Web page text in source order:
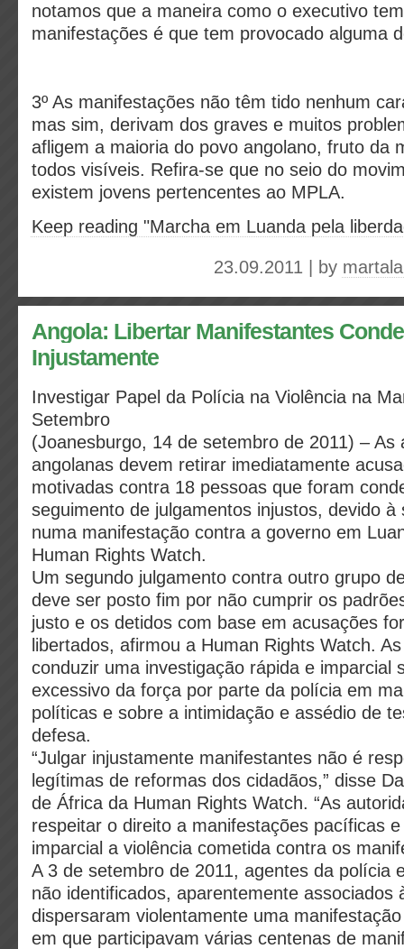
notamos que a maneira como o executivo
manifestações é que tem provocado alguma
3º As manifestações não têm tido nenhum
mas sim, derivam dos graves e muitos
afligem a maioria do povo angolano, fruto da
todos visíveis. Refira-se que no seio do
existem jovens pertencentes ao MPLA.
Keep reading "Marcha em Luanda pela
23.09.2011 | by
Angola: Libertar Manifestantes
Injustamente
Investigar Papel da Polícia na Violência na
Setembro
(Joanesburgo, 14 de setembro de 2011) – As
angolanas devem retirar imediatamente
motivadas contra 18 pessoas que foram
seguimento de julgamentos injustos, devido à
numa manifestação contra a governo em
Human Rights Watch.
Um segundo julgamento contra outro grupo
deve ser posto fim por não cumprir os
justo e os detidos com base em acusações
libertados, afirmou a Human Rights Watch.
conduzir uma investigação rápida e imparcial
excessivo da força por parte da polícia em
políticas e sobre a intimidação e assédio de
defesa.
“Julgar injustamente manifestantes não é
legítimas de reformas dos cidadãos,” disse
de África da Human Rights Watch. “As
respeitar o direito a manifestações pacíficas
imparcial a violência cometida contra os
A 3 de setembro de 2011, agentes da polícia
não identificados, aparentemente associados
dispersaram violentamente uma
em que participavam várias centenas de